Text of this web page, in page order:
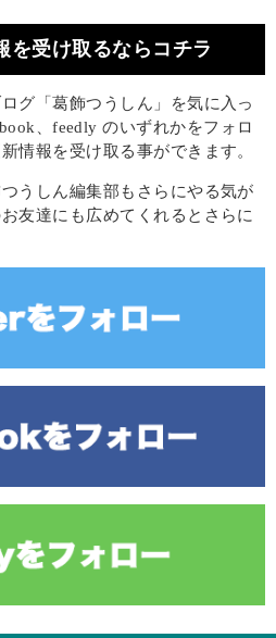
を受け取るならコチラ
グ「葛飾つうしん」を気に入っ
、feedly のいずれかをフォロ
情報を受け取る事ができます。
うしん編集部もさらにやる気が
友達にも広めてくれるとさらに